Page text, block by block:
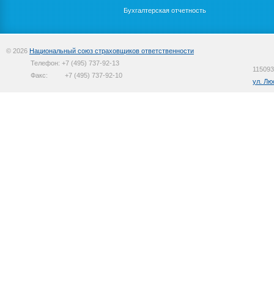
Бухгалтерская отчетность
© 2026 Национальный союз страховщиков ответственности
Телефон: +7 (495) 737-92-13
Факс:
+7 (495) 737-92-10
ул.